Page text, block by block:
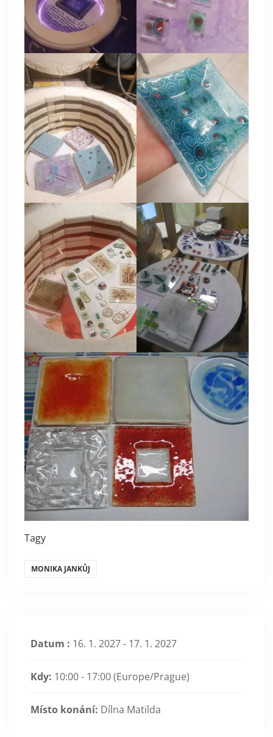
Tagy
MONIKA JANKŮJ
Datum : 16. 1. 2027 - 17. 1. 2027
Kdy: 10:00 - 17:00(Europe/Prague)
Místo konání: Dílna Matilda